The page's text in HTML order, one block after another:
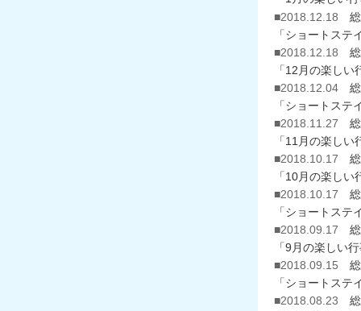
■2018.12.18
「ショートス
■2018.12.18
「12月の楽し
■2018.12.04
「ショートス
■2018.11.27
「11月の楽し
■2018.10.17
「10月の楽し
■2018.10.17
「ショートス
■2018.09.17
「9月の楽しい
■2018.09.15
「ショートス
■2018.08.23